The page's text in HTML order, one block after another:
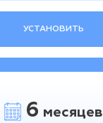
УСТАНОВИТЬ
6 месяцев